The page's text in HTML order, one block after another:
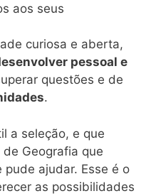
aos seus
curiosa e aberta,
pessoal e
questões e de
.
a seleção, e que
Geografia que
pude ajudar. Esse é o
as possibilidades